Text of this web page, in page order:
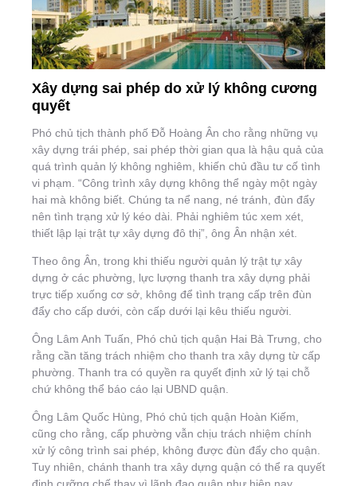
Xây dựng sai phép do xử lý không cương
quyết
Phó chủ tịch thành phố Đỗ Hoàng Ân cho rằng những vụ
xây dựng trái phép, sai phép thời gian qua là hậu quả của
quá trình quản lý không nghiêm, khiến chủ đầu tư cố tình
vi phạm. “Công trình xây dựng không thể ngày một ngày
hai mà không biết. Chúng ta nể nang, né tránh, đùn đẩy
nên tình trạng xử lý kéo dài. Phải nghiêm túc xem xét,
thiết lập lại trật tự xây dựng đô thị”, ông Ân nhận xét.
Theo ông Ân, trong khi thiếu người quản lý trật tự xây
dựng ở các phường, lực lượng thanh tra xây dựng phải
trực tiếp xuống cơ sở, không để tình trạng cấp trên đùn
đẩy cho cấp dưới, còn cấp dưới lại kêu thiếu người.
Ông Lâm Anh Tuấn, Phó chủ tịch quận Hai Bà Trưng, cho
rằng cần tăng trách nhiệm cho thanh tra xây dựng từ cấp
phường. Thanh tra có quyền ra quyết định xử lý tại chỗ
chứ không thể báo cáo lại UBND quận.
Ông Lâm Quốc Hùng, Phó chủ tịch quận Hoàn Kiếm,
cũng cho rằng, cấp phường vẫn chịu trách nhiệm chính
xử lý công trình sai phép, không được đùn đẩy cho quận.
Tuy nhiên, chánh thanh tra xây dựng quận có thể ra quyết